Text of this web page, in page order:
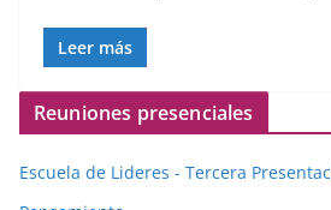
Leer más
Reuniones presenciales
Escuela de Lideres - Tercera